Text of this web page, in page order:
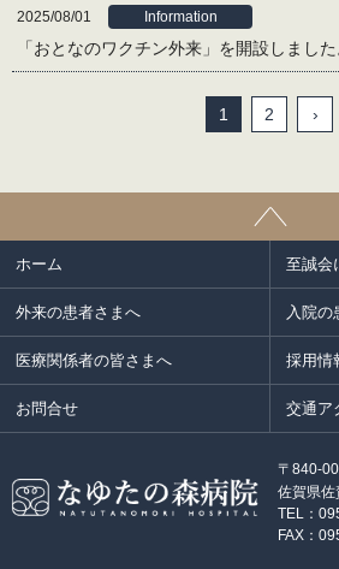
2025/08/01 Information
「おとなのワクチン外来」を開設しました
1 2 ›
ホーム 至誠会
外来の患者さまへ 入院の
医療関係者の皆さまへ 採用情
お問合せ 交通ア
〒840-
佐賀県佐
TEL：
FAX：